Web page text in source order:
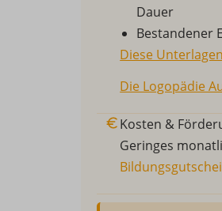
Dauer
Bestandener
Diese
Die Logopädie
Kosten &
Geringes